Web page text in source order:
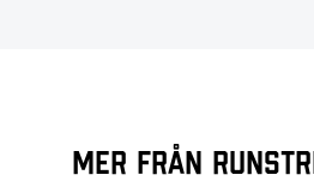
Mer från